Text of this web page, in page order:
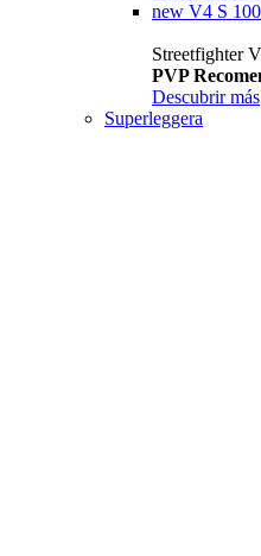
new V4 S 100
Streetfighter
PVP
Descubrir más
Superleggera